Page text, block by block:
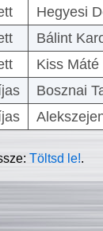
Hegyesi
Bálint
Kiss
Bosznai
Töltsd le!.